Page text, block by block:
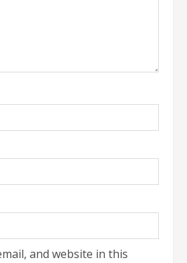
and website in this